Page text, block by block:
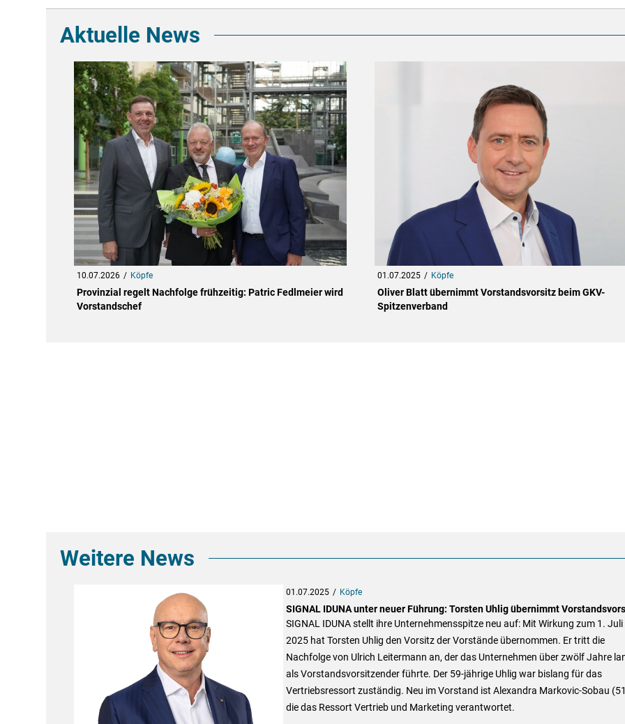
Aktuelle News
10.07.2026 Köpfe
Provinzial regelt Nachfolge frühzeitig: Patric Fedlmeier wird
Vorstandschef
01.07.2025 Köpfe
Oliver Blatt übernimmt Vorstandsvorsitz beim GKV-
Spitzenverband
Weitere News
01.07.2025 Köpfe
SIGNAL IDUNA unter neuer Führung: Torsten Uhlig übernimmt
SIGNAL IDUNA stellt ihre Unternehmensspitze neu auf: Mit Wirkung zum 1. Juli
2025 hat Torsten Uhlig den Vorsitz der Vorstände übernommen. Er tritt die
Nachfolge von Ulrich Leitermann an, der das Unternehmen über zwölf Jahre
als Vorstandsvorsitzender führte. Der 59-jährige Uhlig war bislang für das
Vertriebsressort zuständig. Neu im Vorstand ist Alexandra Markovic-Sobau
die das Ressort Vertrieb und Marketing verantwortet.